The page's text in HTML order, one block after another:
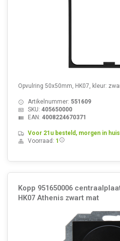
Opvulring 50x50mm, HK07, kleur:
Artikelnummer: 551609
SKU: 405650000
EAN: 4008224670371
Voor 21u besteld, morgen in
Voorraad: 1
Kopp 951650006
HK07 Athenis zwart mat